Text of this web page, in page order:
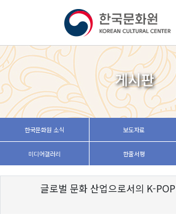
게시판
한국문화원 소식 보도자료
미디어갤러리 한줄서평
글로벌 문화 산업으로서의 K-POP